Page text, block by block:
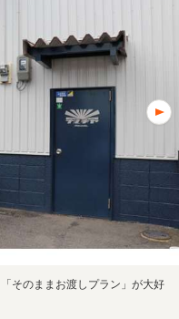
そのままお渡しプラン」が大好